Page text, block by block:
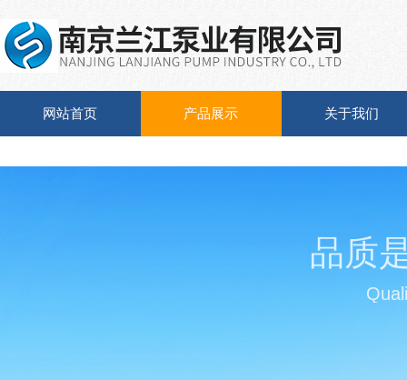
网站首页 产品展示 关于我们
品质